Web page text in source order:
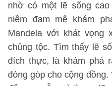
nhờ có một lẽ sống
niềm đam mê khám
Mandela với khát vọng
chủng tộc. Tìm thấy lẽ
đích thực, là khám phá
đóng góp cho cộng